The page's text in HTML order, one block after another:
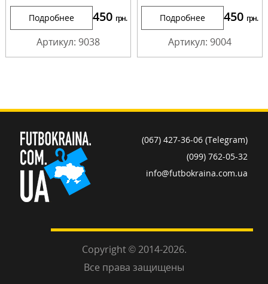
Подробнее 450 грн.
Артикул: 9038
Подробнее 450 грн.
Артикул: 9004
(067) 427-36-06 (Telegram)
(099) 762-05-32
info@futbokraina.com.ua
Copyright © 2014-2026.
Все права защищены